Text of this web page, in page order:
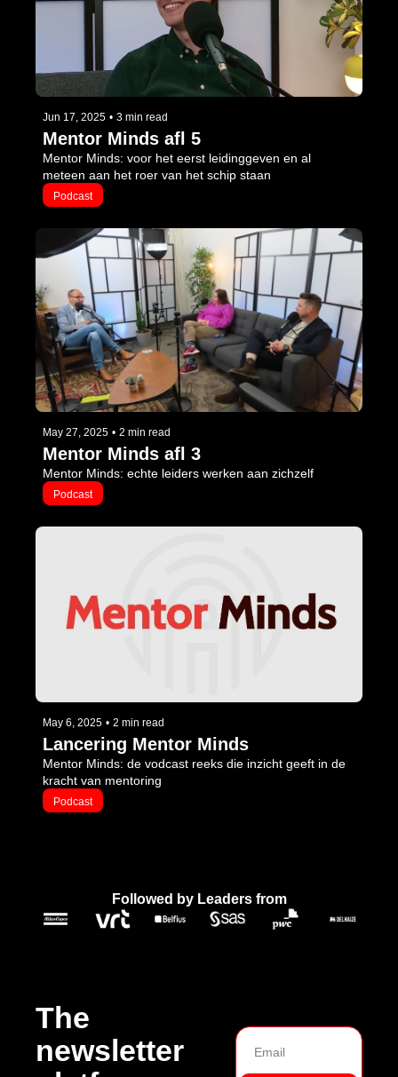
Jun 17, 2025 • 3 min read
Mentor Minds afl 5
Mentor Minds: voor het eerst leidinggeven en al
meteen aan het roer van het schip staan
Podcast
May 27, 2025 • 2 min read
Mentor Minds afl 3
Mentor Minds: echte leiders werken aan zichzelf
Podcast
May 6, 2025 • 2 min read
Lancering Mentor Minds
Mentor Minds: de vodcast reeks die inzicht geeft in de
kracht van mentoring
Podcast
Followed by Leaders from
The
newsletter